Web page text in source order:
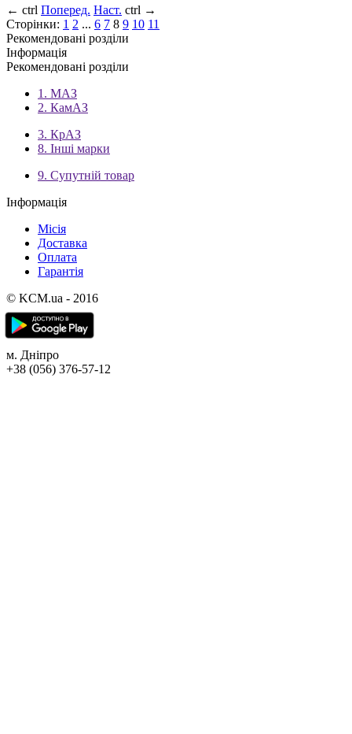
← ctrl Поперед. Наст. ctrl →
Сторінки: 1 2 ... 6 7 8 9 10 11
Рекомендовані розділи
Інформація
Рекомендовані розділи
1. МАЗ
2. КамАЗ
3. КрАЗ
8. Інші марки
9. Супутній товар
Інформація
Місія
Доставка
Оплата
Гарантія
© KCM.ua - 2016
м. Дніпро
+38 (056) 376-57-12